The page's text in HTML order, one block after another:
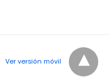
Ver versión móvil